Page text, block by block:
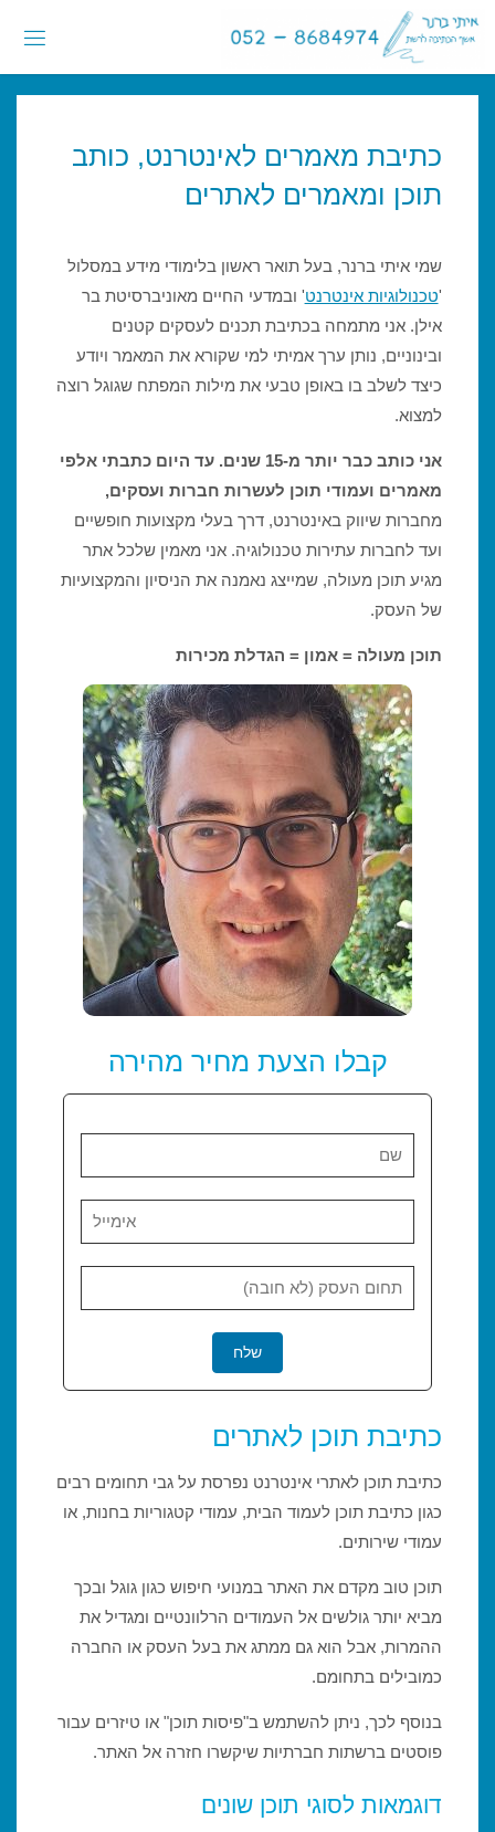
דלגו
לתוכן
לתוכן
יתי
ר -
אש
כתי
בה
לר
שת
כתיבת מאמרים לאינטרנט, כותב
תוכן ומאמרים לאתרים
שמי איתי ברנר, בעל תואר ראשון בלימודי מידע במסלול
'טכנולוגיות אינטרנט' ובמדעי החיים מאוניברסיטת בר
אילן. אני מתמחה בכתיבת תכנים לעסקים קטנים
ובינוניים, נותן ערך אמיתי למי שקורא את המאמר ויודע
כיצד לשלב בו באופן טבעי את מילות המפתח שגוגל רוצה
למצוא.
אני כותב כבר יותר מ-15 שנים. עד היום כתבתי אלפי
מאמרים ועמודי תוכן לעשרות חברות ועסקים,
מחברות שיווק באינטרנט, דרך בעלי מקצועות חופשיים
ועד לחברות עתירות טכנולוגיה. אני מאמין שלכל אתר
מגיע תוכן מעולה, שמייצג נאמנה את הניסיון והמקצועיות
של העסק.
תוכן מעולה = אמון = הגדלת מכירות
קבלו הצעת מחיר מהירה
כתיבת תוכן לאתרים
כתיבת תוכן לאתרי אינטרנט נפרסת על גבי תחומים רבים
כגון כתיבת תוכן לעמוד הבית, עמודי קטגוריות בחנות, או
עמודי שירותים.
תוכן טוב מקדם את האתר במנועי חיפוש כגון גוגל ובכך
מביא יותר גולשים אל העמודים הרלוונטיים ומגדיל את
ההמרות, אבל הוא גם ממתג את בעל העסק או החברה
כמובילים בתחומם.
בנוסף לכך, ניתן להשתמש ב"פיסות תוכן" או טיזרים עבור
פוסטים ברשתות חברתיות שיקשרו חזרה אל האתר.
דוגמאות לסוגי תוכן שונים